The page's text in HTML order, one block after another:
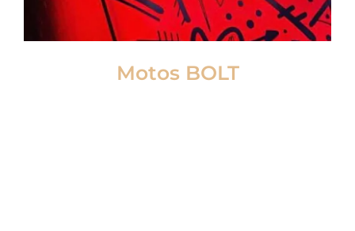
Motos BOLT